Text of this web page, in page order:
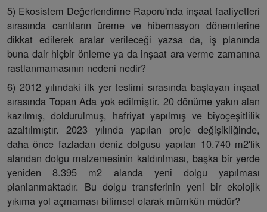
5) Ekosistem Değerlendirme Raporu'nda inşaat faaliyetleri
sırasında canlıların üreme ve hibernasyon dönemlerine
dikkat edilerek aralar verileceği yazsa da, iş planında
buna dair hiçbir önleme ya da inşaat ara verme zamanına
rastlanmamasının nedeni nedir?
6) 2012 yılındaki ilk yer teslimi sırasında başlayan inşaat
sırasında Topan Ada yok edilmiştir. 20 dönüme yakın alan
kazılmış, doldurulmuş, hafriyat yapılmış ve biyoçeşitlilik
azaltılmıştır. 2023 yılında yapılan proje değişikliğinde,
daha önce fazladan deniz dolgusu yapılan 10.740 m2'lik
alandan dolgu malzemesinin kaldırılması, başka bir yerde
yeniden 8.395 m2 alanda yeni dolgu yapılması
planlanmaktadır. Bu dolgu transferinin yeni bir ekolojik
yıkıma yol açmaması bilimsel olarak mümkün müdür?